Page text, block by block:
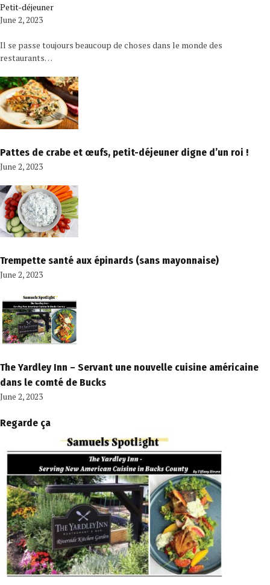
Petit-déjeuner
June 2, 2023
Il se passe toujours beaucoup de choses dans le monde des
restaurants…
Pattes de crabe et œufs, petit-déjeuner digne d’un roi !
June 2, 2023
Trempette santé aux épinards (sans mayonnaise)
June 2, 2023
The Yardley Inn – Servant une nouvelle cuisine américaine
dans le comté de Bucks
June 2, 2023
Regarde ça